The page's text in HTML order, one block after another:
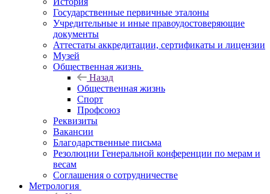
Государственные первичные эталоны
Учредительные и иные правоудостоверяющие
документы
Аттестаты аккредитации, сертификаты и лицензии
Музей
Общественная жизнь
Назад
Общественная жизнь
Спорт
Профсоюз
Реквизиты
Вакансии
Благодарственные письма
Резолюции Генеральной конференции по мерам и
весам
Соглашения о сотрудничестве
Метрология